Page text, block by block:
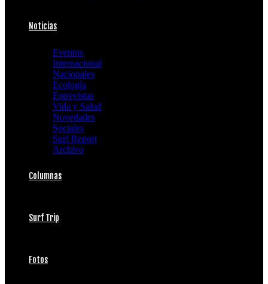
Noticias
Eventos
Internacional
Nacionales
Ecología
Entrevistas
Vida y Salud
Novedades
Sociales
Surf Report
Archivo
Columnas
Surf Trip
Fotos